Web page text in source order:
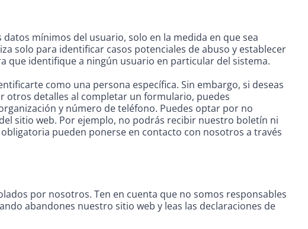
mínimos del usuario, solo en la medida en que sea
solo para identificar casos potenciales de abuso y establecer
que identifique a ningún usuario en particular del sistema.
como una persona específica. Sin embargo, si deseas
otros detalles al completar un formulario, puedes
y número de teléfono. Puedes optar por no
sitio web. Por ejemplo, no podrás recibir nuestro boletín ni
pueden ponerse en contacto con nosotros a través
por nosotros. Ten en cuenta que no somos responsables
abandones nuestro sitio web y leas las declaraciones de